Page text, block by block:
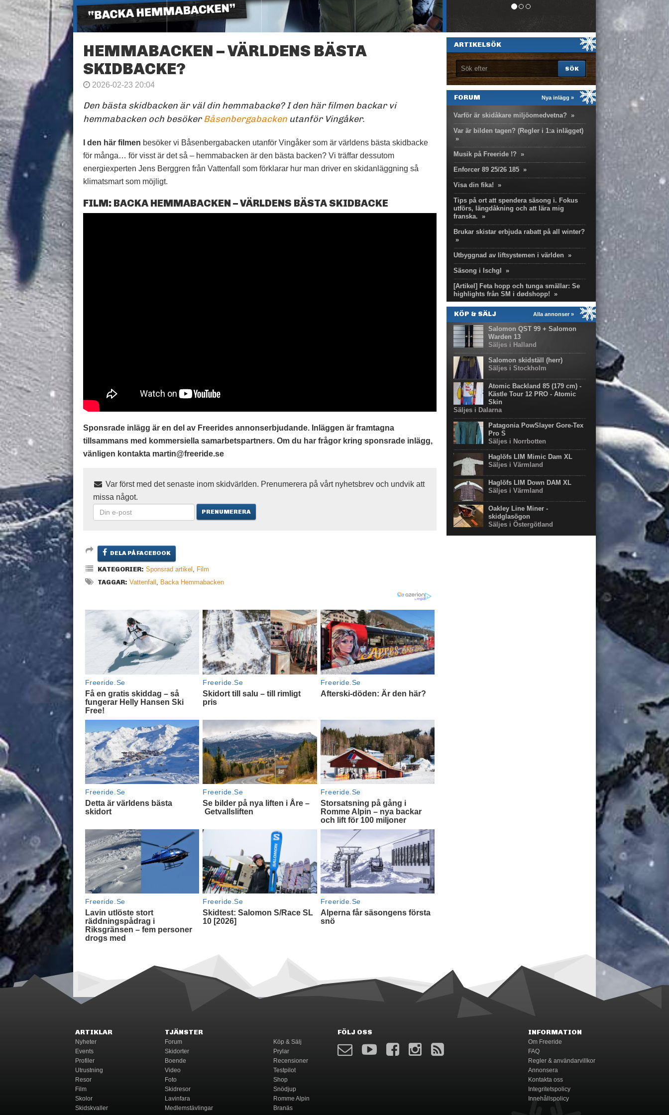
HEMMABACKEN – VÄRLDENS BÄSTA
SKIDBACKE?
2026-02-23 20:04
Den bästa skidbacken är väl din hemmabacke? I den här filmen backar vi
hemmabacken och besökerBåsenbergabacken utanför Vingåker.
I den här filmen besöker vi Båsenbergabacken utanför Vingåker som är världens bästa skidbacke
för många… för visst är det så – hemmabacken är den bästa backen? Vi träffar dessutom
energiexperten Jens Berggren från Vattenfall som förklarar hur man driver en skidanläggning så
klimatsmart som möjligt.
FILM: BACKA HEMMABACKEN – VÄRLDENS BÄSTA SKIDBACKE
Sponsrade inlägg är en del av Freerides annonserbjudande. Inläggen är framtagna
tillsammans med kommersiella samarbetspartners. Om du har frågor kring sponsrade inlägg,
vänligen kontakta martin@freeride.se
Var först med det senaste inom skidvärlden. Prenumerera på vårt nyhetsbrev och undvik att
missa något.
DELA PÅ FACEBOOK
KATEGORIER: Sponsrad artikel , Film
TAGGAR: Vattenfall , Backa Hemmabacken
ARTIKELSÖK
Nya inlägg »
FORUM
Varför är skidåkare miljöomedvetna? »
Var är bilden tagen? (Regler i 1:a inlägget)
»
Musik på Freeride !? »
Enforcer 89 25/26 185 »
Visa din fika! »
Tips på ort att spendera säsong i. Fokus
utförs, längdåkning och att lära mig
franska. »
Brukar skistar erbjuda rabatt på all winter?
»
Utbyggnad av liftsystemen i världen »
Säsong i Ischgl »
[Artikel] Feta hopp och tunga smällar: Se
highlights från SM i dødshopp! »
Alla annonser »
KÖP & SÄLJ
Salomon QST 99 + Salomon
Warden 13
Säljes i Halland
Salomon skidställ (herr)
Säljes i Stockholm
Atomic Backland 85 (179 cm) -
Kästle Tour 12 PRO - Atomic
Skin
Säljes i Dalarna
Patagonia PowSlayer Gore-Tex
Pro S
Säljes i Norrbotten
Haglöfs LIM Mimic Dam XL
Säljes i Värmland
Haglöfs LIM Down DAM XL
Säljes i Värmland
Oakley Line Miner -
skidglasögon
Säljes i Östergötland
ARTIKLAR
Nyheter
Events
Profiler
Utrustning
Resor
Film
Skolor
Skidskvaller
TJÄNSTER
Forum
Skidorter
Boende
Video
Foto
Skidresor
Lavinfara
Medlemstävlingar
Köp & Sälj
Prylar
Recensioner
Testpilot
Shop
Snödjup
Romme Alpin
Branäs
FÖLJ OSS INFORMATION
Om Freeride
FAQ
Regler & användarvillkor
Annonsera
Kontakta oss
Integritetspolicy
Innehållspolicy